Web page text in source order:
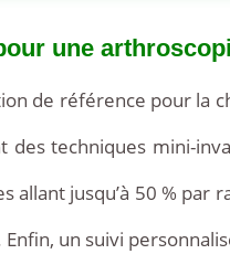
une
de référence pour
des techniques mini-
allant jusqu’à 50 %
un suivi